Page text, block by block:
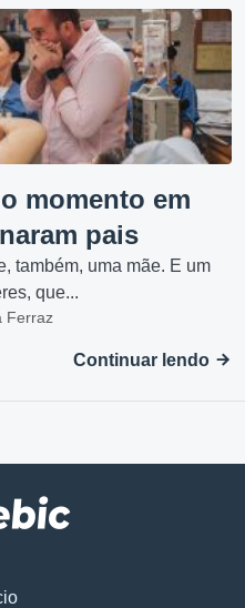
momento em
pais
também, uma mãe. E um
que...
Ferraz
Continuar lendo